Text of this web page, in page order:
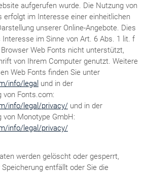
aufgerufen wurde. Die Nutzung von
erfolgt im Interesse einer einheitlichen
unserer Online-Angebote. Dies
im Sinne von Art. 6 Abs. 1 lit. f
Browser Web Fonts nicht unterstützt,
von Ihrem Computer genutzt. Weitere
Web Fonts finden Sie unter
info/legal und in der
von Fonts.com:
info/legal/privacy/und in der
Monotype GmbH:
info/legal/privacy/
werden gelöscht oder gesperrt,
entfällt oder Sie die